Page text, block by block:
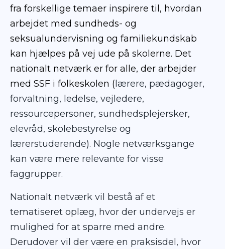
fra forskellige temaer inspirere til, hvordan
arbejdet med sundheds- og
seksualundervisning og familiekundskab
kan hjælpes på vej ude på skolerne. Det
nationalt netværk er for alle, der arbejder
med SSF i folkeskolen ( lærere, pædagoger,
forvaltning, ledelse, vejledere,
ressourcepersoner, sundhedsplejersker,
elevråd, skolebestyrelse og
lærerstuderende). Nogle netværksgange
kan være mere relevante for visse
faggrupper.
Nationalt netværk vil bestå af et
tematiseret oplæg, hvor der undervejs er
mulighed for at sparre med andre.
Derudover vil der være en praksisdel, hvor